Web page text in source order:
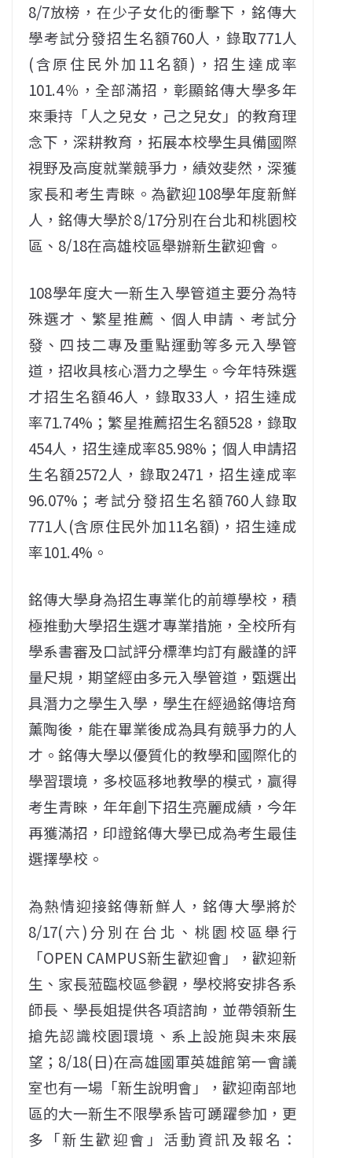
8/7放榜，在少子女化的衝擊下，銘傳大
學考試分發招生名額760人，錄取771人
(含原住民外加11名額)，招生達成率
101.4％，全部滿招，彰顯銘傳大學多年
來秉持「人之兒女，己之兒女」的教育理
念下，深耕教育，拓展本校學生具備國際
視野及高度就業競爭力，績效斐然，深獲
家長和考生青睞。為歡迎108學年度新鮮
人，銘傳大學於8/17分別在台北和桃園校
區、8/18在高雄校區舉辦新生歡迎會。
108學年度大一新生入學管道主要分為特
殊選才、繁星推薦、個人申請、考試分
發、四技二專及重點運動等多元入學管
道，招收具核心潛力之學生。今年特殊選
才招生名額46人，錄取33人，招生達成
率71.74%；繁星推薦招生名額528，錄取
454人，招生達成率85.98%；個人申請招
生名額2572人，錄取2471，招生達成率
96.07%；考試分發招生名額760人錄取
771人(含原住民外加11名額)，招生達成
率101.4%。
銘傳大學身為招生專業化的前導學校，積
極推動大學招生選才專業措施，全校所有
學系書審及口試評分標準均訂有嚴謹的評
量尺規，期望經由多元入學管道，甄選出
具潛力之學生入學，學生在經過銘傳培育
薰陶後，能在畢業後成為具有競爭力的人
才。銘傳大學以優質化的教學和國際化的
學習環境，多校區移地教學的模式，贏得
考生青睞，年年創下招生亮麗成績，今年
再獲滿招，印證銘傳大學已成為考生最佳
選擇學校。
為熱情迎接銘傳新鮮人，銘傳大學將於
8/17(六)分別在台北、桃園校區舉行
「OPEN CAMPUS新生歡迎會」，歡迎新
生、家長蒞臨校區參觀，學校將安排各系
師長、學長姐提供各項諮詢，並帶領新生
搶先認識校園環境、系上設施與未來展
望；8/18(日)在高雄國軍英雄館第一會議
室也有一場「新生說明會」，歡迎南部地
區的大一新生不限學系皆可踴躍參加，更
多「新生歡迎會」活動資訊及報名：